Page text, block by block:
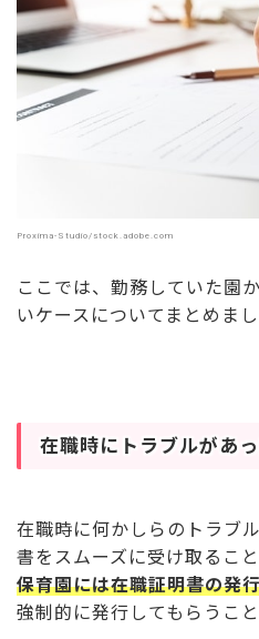
Proxima-Studio/stock.adobe.com
ここでは、勤務していた園
いケースについてまとめまし
在職時にトラブルがあ
在職時に何かしらのトラブ
書をスムーズに受け取るこ
保育園には在職証明書の発
強制的に発行してもらうこ